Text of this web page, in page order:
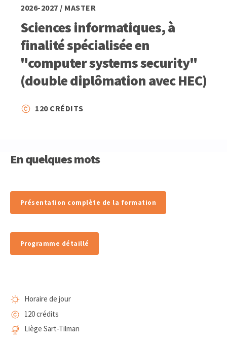
2026-2027 / MASTER
Sciences informatiques, à
finalité spécialisée en
"computer systems security"
(double diplômation avec HEC)
120 CRÉDITS
En quelques mots
Présentation complète de la formation
Programme détaillé
Horaire de jour
120 crédits
Liège Sart-Tilman